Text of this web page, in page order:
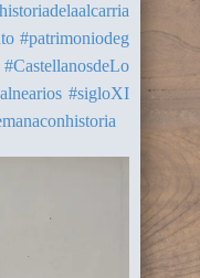
#patrimoniodeg
#CastellanosdeLo
#sigloXI